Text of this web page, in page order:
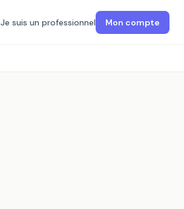
Je suis un professionnel Mon compte